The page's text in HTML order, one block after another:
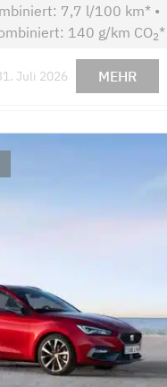
7,7 l/100 km* •
140 g/km CO2*
Juli 2026 MEHR